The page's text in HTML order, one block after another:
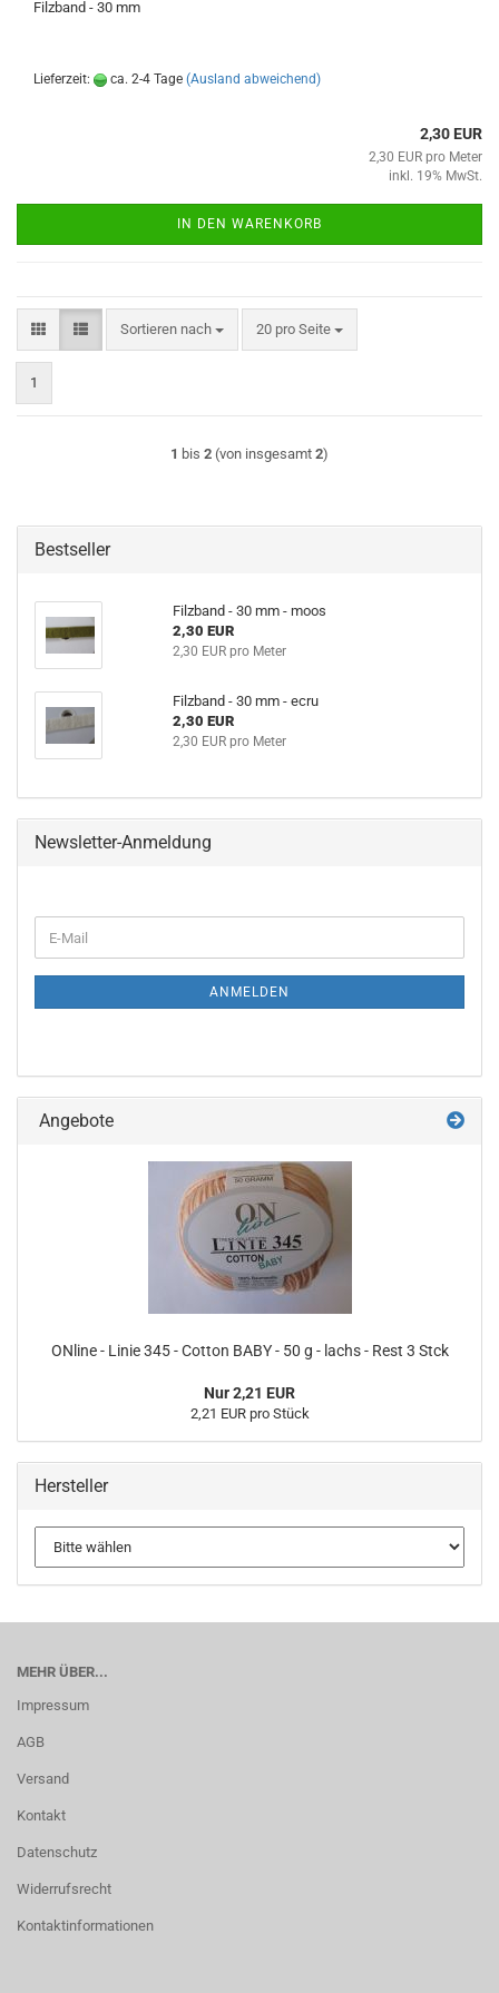
Filzband - 30 mm
Lieferzeit: ca. 2-4 Tage (Ausland abweichend)
2,30 EUR
2,30 EUR pro Meter
inkl. 19% MwSt.
IN DEN WARENKORB
Sortieren nach
Sortieren nach 20 pro Seite
pro Seite
1
1 bis 2 (von insgesamt 2)
Bestseller
Filzband - 30 mm - moos
2,30 EUR
2,30 EUR pro Meter
Filzband - 30 mm - ecru
2,30 EUR
2,30 EUR pro Meter
Newsletter-Anmeldung
ZUR
E-
Mail
ANMELDEN
Angebote
ONline - Linie 345 - Cotton BABY - 50 g - lachs - Rest 3 Stck
Nur 2,21 EUR
2,21 EUR pro Stück
Hersteller
MEHR ÜBER...
Impressum
AGB
Versand
Kontakt
Datenschutz
Widerrufsrecht
Kontaktinformationen